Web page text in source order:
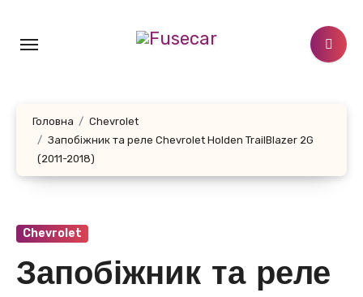
контенту
Головна
Chevrolet
Запобіжник та реле Chevrolet Holden TrailBlazer 2G
(2011-2018)
Chevrolet
Запобіжник та реле